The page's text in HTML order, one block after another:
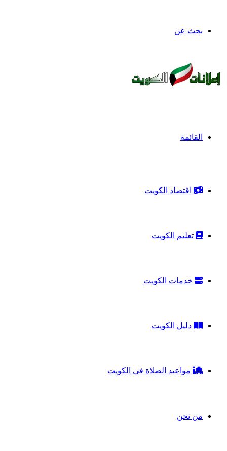
بحث عن
القائمة
اقتصاد الكويت
تعليم الكويت
خدمات الكويت
دليل الكويت
مواعيد الصلاة في الكويت
من نحن